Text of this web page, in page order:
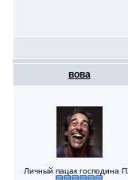
вoвa
Личный пацак господина